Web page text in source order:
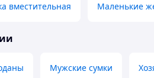
вместительная Маленькие
Мужские сумки